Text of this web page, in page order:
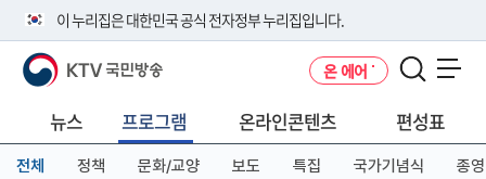
이 누리집은 대한민국 공식 전자정부 누리집입니다.
공식 누리집 주소 확인하기
니다.
이밖에 or.kr 또는 .kr등 다른 도메인 주소를 사용하고 있다면 아래 URL에
서 도메인 주소를 확인해 보세요
KTV 국민방송 온 에어
뉴스 프로그램 온라인콘텐츠 편성표
전체 정책 문화/교양 보도 특집 국가기념식 종영